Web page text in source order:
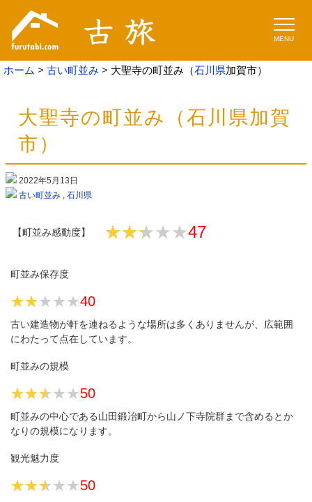
MENU
ホーム 古い町並み 大聖寺の町並み（石川県加賀市）
大聖寺の町並み（石川県加賀
市）
2022年5月13日
古い町並み , 石川県
【町並み感動度】 ★★★★★
★★★★★47
町並み保存度
★★★★★
★★★★★40
古い建造物が軒を連ねるような場所は多くありませんが、広範囲
にわたって点在しています。
町並みの規模
★★★★★
★★★★★50
町並みの中心である山田鍛冶町から山ノ下寺院群まで含めるとか
なりの規模になります。
観光魅力度
★★★★★
★★★★★50